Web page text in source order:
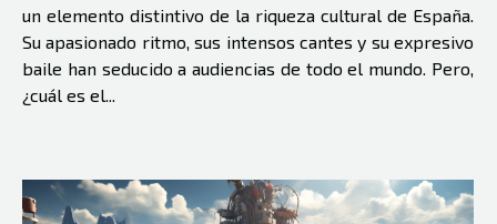
un elemento distintivo de la riqueza cultural de España.
Su apasionado ritmo, sus intensos cantes y su expresivo
baile han seducido a audiencias de todo el mundo. Pero,
¿cuál es el...